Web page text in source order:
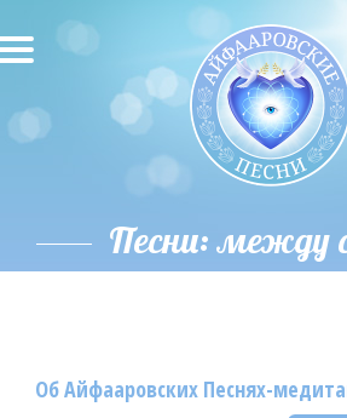
О песнях
Исполнители
Новости
Песни: между
Об Айфааровских Песнях-